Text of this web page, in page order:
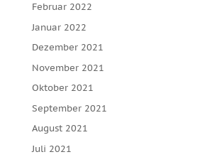
Februar 2022
Januar 2022
Dezember 2021
November 2021
Oktober 2021
September 2021
August 2021
Juli 2021